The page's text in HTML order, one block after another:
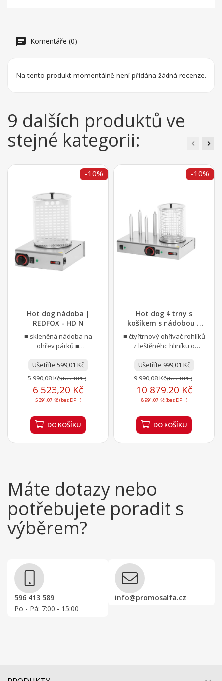
Komentáře (0)
Na tento produkt momentálně není přidána žádná recenze.
9 dalších produktů ve
stejné kategorii:
Hot dog nádoba |
REDFOX - HD N
■ skleněná nádoba na
ohřev párků ■
příkon 1 kW ■ děrované
dno a dělicí...
Ušetříte 599,01 Kč
5 990,08 Kč(bez DPH)
-10%
6 523,20 Kč
5 391,07 Kč (bez DPH)
DO KOŠÍKU
Hot dog 4 trny s
košíkem s nádobou |
REDFOX - HD 04 NK
■ čtyřtrnový ohřívač rohlíků
z leštěného hliníku o
mm ■ skleněná nádoba...
Ušetříte 999,01 Kč
9 990,08 Kč(bez DPH)
-10%
10 879,20 Kč
8 991,07 Kč (bez DPH)
DO KOŠÍKU
Máte dotazy nebo
potřebujete poradit s
výběrem?
596 413 589
Po - Pá: 7:00 - 15:00
info@promosalfa.cz